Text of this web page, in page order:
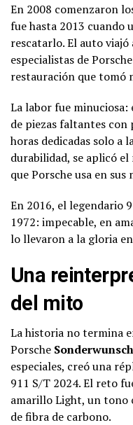
En 2008 comenzaron
fue hasta 2013 cuando
rescatarlo. El auto
especialistas de
restauración que tomó
La labor fue minuciosa:
de piezas faltantes con
horas dedicadas solo a
durabilidad, se aplicó
que Porsche usa en sus
En 2016, el legendario
1972: impecable, en
lo llevaron a la gloria
Una
del mito
La historia no termina
Porsche Sonderwunsch
especiales, creó una
911 S/T 2024. El reto
amarillo Light, un tono
de fibra de carbono.